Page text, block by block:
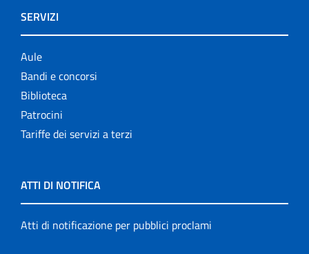
SERVIZI
Aule
Bandi e concorsi
Biblioteca
Patrocini
Tariffe dei servizi a terzi
ATTI DI NOTIFICA
Atti di notificazione per pubblici proclami